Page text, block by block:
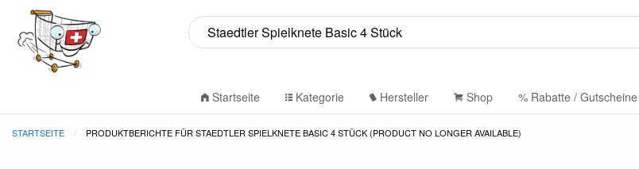
Startseite Kategorie Hersteller Shop % Rabatte / Gutscheine
STARTSEITE PRODUKTBERICHTE FÜR STAEDTLER SPIELKNETE BASIC 4 STÜCK (PRODUCT NO LONGER AVAILABLE)